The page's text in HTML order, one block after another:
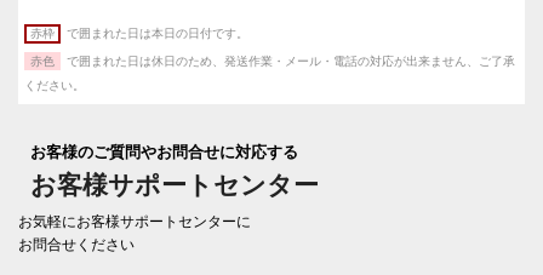
赤枠 で囲まれた日は本日の日付です。
赤色
で囲まれた日は休日のため、発送作業・メール・電話の対応が出来ません、ご了承
ください。
お客様のご質問やお問合せに対応する
お客様サポートセンター
お気軽にお客様サポートセンターに
お問合せください